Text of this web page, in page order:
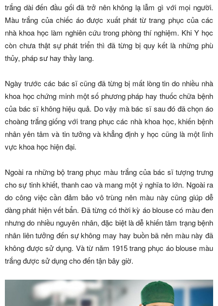
trắng dài đến đầu gối đã trở nên không lạ lẫm gì với mọi người.
Màu trắng của chiếc áo được xuất phát từ trang phục của các
nhà khoa học làm nghiên cứu trong phòng thí nghiệm. Khi Y học
còn chưa thật sự phát triển thì đã từng bị quy kết là những phù
thủy, pháp sư hay thầy lang.
Ngày trước các bác sĩ cũng đã từng bị mất lòng tin do nhiều nhà
khoa học chứng minh một số phương pháp hay thuốc chữa bệnh
của bác sĩ không hiệu quả. Do vậy mà bác sĩ sau đó đã chọn áo
choàng trắng giống với trang phục các nhà khoa học, khiến bệnh
nhân yên tâm và tin tưởng và khẳng định y học cũng là một lĩnh
vực khoa học hiện đại.
Ngoài ra những bộ trang phục màu trắng của bác sĩ tượng trưng
cho sự tinh khiết, thanh cao và mang một ý nghĩa to lớn. Ngoài ra
do công việc cần đảm bảo vô trùng nên màu này cũng giúp dễ
dàng phát hiện vết bẩn. Đã từng có thời kỳ áo blouse có màu đen
nhưng do nhiều nguyên nhân, đặc biệt là dễ khiến tâm trạng bệnh
nhân liên tưởng đến sự không may hay buồn bã nên màu này đã
không được sử dụng. Và từ năm 1915 trang phục áo blouse màu
trắng được sử dụng cho đến tận bây giờ.